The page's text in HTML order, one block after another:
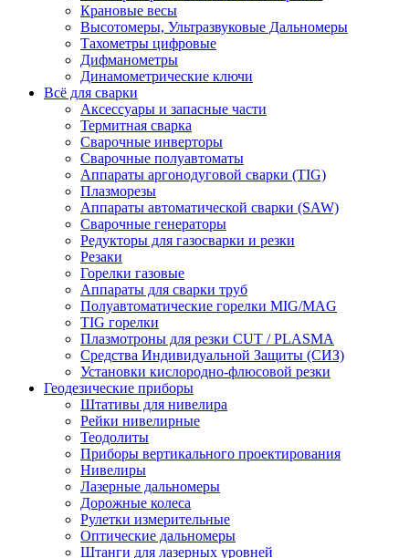
Крановые весы
Высотомеры, Ультразвуковые Дальномеры
Тахометры цифровые
Дифманометры
Динамометрические ключи
Всё для сварки
Аксессуары и запасные части
Термитная сварка
Сварочные инверторы
Сварочные полуавтоматы
Аппараты аргонодуговой сварки (TIG)
Плазморезы
Аппараты автоматической сварки (SAW)
Сварочные генераторы
Редукторы для газосварки и резки
Резаки
Горелки газовые
Аппараты для сварки труб
Полуавтоматические горелки MIG/MAG
TIG горелки
Плазмотроны для резки CUT / PLASMA
Средства Индивидуальной Защиты (СИЗ)
Установки кислородно-флюсовой резки
Геодезические приборы
Штативы для нивелира
Рейки нивелирные
Теодолиты
Приборы вертикального проектирования
Нивелиры
Лазерные дальномеры
Дорожные колеса
Рулетки измерительные
Оптические дальномеры
Штанги для лазерных уровней